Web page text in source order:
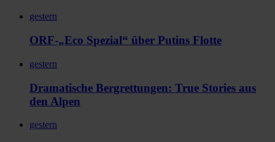
gestern
ORF-„Eco Spezial“ über Putins Flotte
gestern
Dramatische Bergrettungen: True Stories aus
den Alpen
gestern